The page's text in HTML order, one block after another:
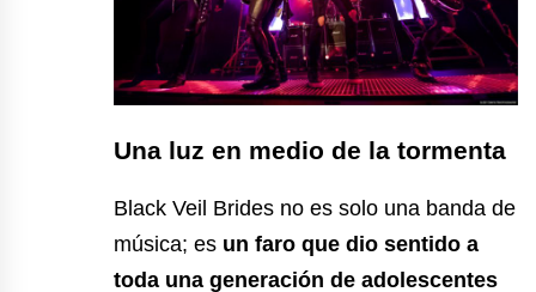
Una luz en medio de la tormenta
Black Veil Brides no es solo una banda de
música; es un faro que dio sentido a
toda una generación de adolescentes